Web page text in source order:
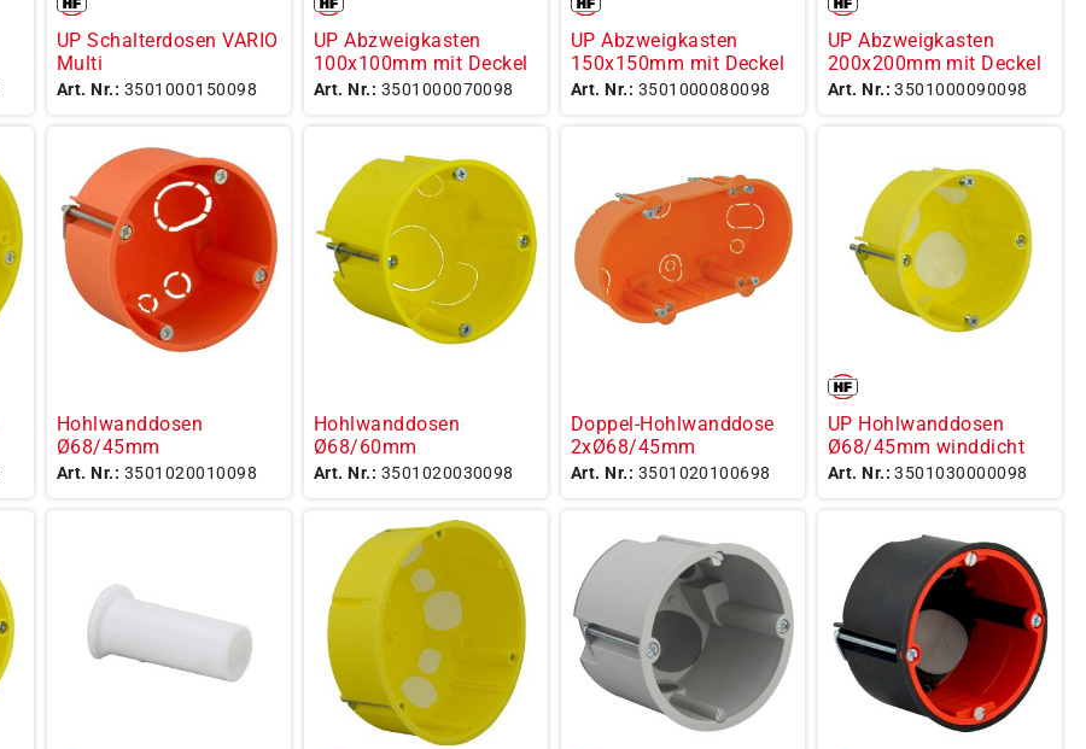
UP Schalterdosen VARIO
Multi
Art. Nr.: 3501000150098
UP Abzweigkasten
100x100mm mit Deckel
Art. Nr.: 3501000070098
UP Abzweigkasten
150x150mm mit Deckel
Art. Nr.: 3501000080098
UP Abzweigkasten
200x200mm mit Deckel
Art. Nr.: 3501000090098
Hohlwanddosen
Ø68/45mm
Art. Nr.: 3501020010098
Hohlwanddosen
Ø68/60mm
Art. Nr.: 3501020030098
Doppel-Hohlwanddose
2xØ68/45mm
Art. Nr.: 3501020100698
UP Hohlwanddosen
Ø68/45mm winddicht
Art. Nr.: 3501030000098